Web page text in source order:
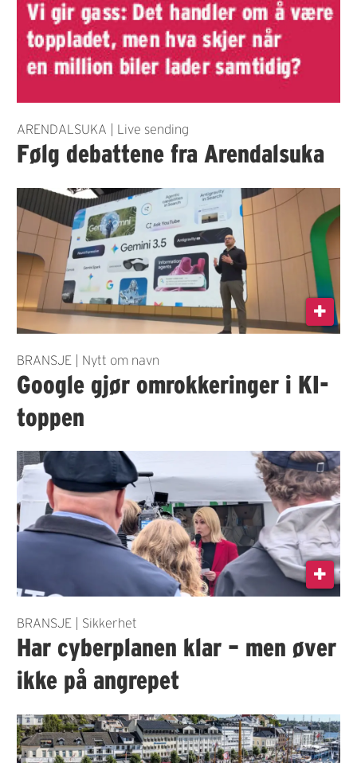
ARENDALSUKA | Live sending
Følg debattene fra Arendalsuka
BRANSJE | Nytt om navn
Google gjør omrokkeringer i KI-
toppen
BRANSJE | Sikkerhet
Har cyberplanen klar – men øver
ikke på angrepet